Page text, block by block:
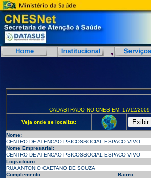
CADASTRADO NO CNES EM: 17/12/2009
Veja onde se localiza:
Nome:
CENTRO DE ATENCAO PSICOSSOCIAL ESPACO VIVO
Nome Empresarial:
CENTRO DE ATENCAO PSICOSSOCIAL ESPACO VIVO
Logradouro:
RUA ANTONIO CAETANO DE SOUZA
Complemento:
Bairro: